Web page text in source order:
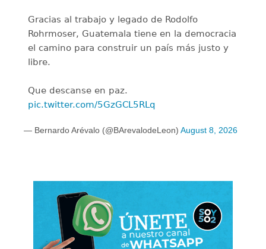
Gracias al trabajo y legado de Rodolfo
Rohrmoser, Guatemala tiene en la democracia
el camino para construir un país más justo y
libre.
Que descanse en paz.
pic.twitter.com/5GzGCL5RLq
— Bernardo Arévalo (@BArevalodeLeon) August 8, 2026